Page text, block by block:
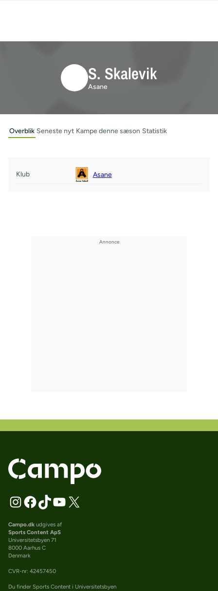
S. Skalevik
Asane
Overblik Seneste nyt Kampe denne sæson Statistik
Klub Asane
Campo.dkudgives af
Sports Content ApS
Universitetsbyen 71
8000 Aarhus C
Denmark
CVR-nr: 42457450
Du finder Sports Content i Universitetsbyen